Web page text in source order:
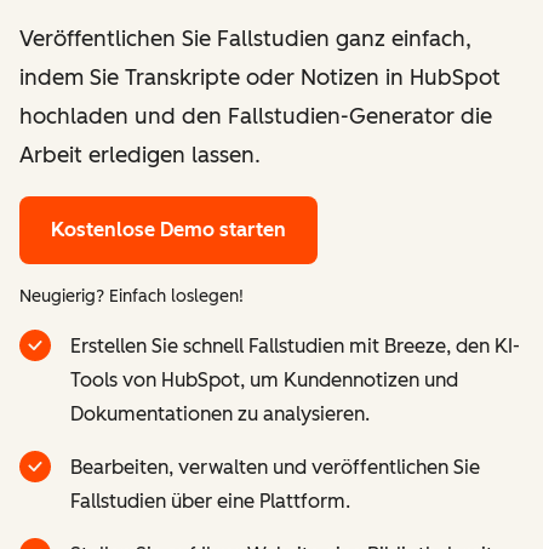
Veröffentlichen Sie Fallstudien ganz einfach,
indem Sie Transkripte oder Notizen in HubSpot
hochladen und den Fallstudien-Generator die
Arbeit erledigen lassen.
Kostenlose Demo starten
Neugierig? Einfach loslegen!
Erstellen Sie schnell Fallstudien mit Breeze, den KI-
Tools von HubSpot, um Kundennotizen und
Dokumentationen zu analysieren.
Bearbeiten, verwalten und veröffentlichen Sie
Fallstudien über eine Plattform.